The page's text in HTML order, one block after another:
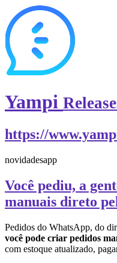
Yampi
https://
novidadesapp
Você pediu, a
manuais direto
Pedidos do WhatsApp, do
você pode criar pedidos
com estoque atualizado,